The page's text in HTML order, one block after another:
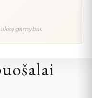
gamybai.